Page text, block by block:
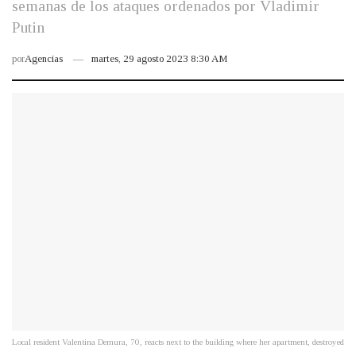
semanas de los ataques ordenados por Vladimir
Putin
porAgencias martes, 29 agosto 2023 8:30 AM
Local resident Valentina Demura, 70, reacts next to the building where her apartment, destroyed